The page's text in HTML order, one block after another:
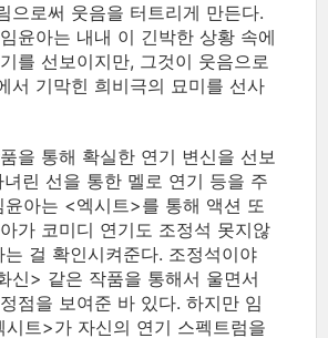
으로써 웃음을 터트리게 만든다.
윤아는 내내 이 긴박한 상황 속에
를 선보이지만, 그것이 웃음으로
서 기막힌 희비극의 묘미를 선사
을 통해 확실한 연기 변신을 선보
린 선을 통한 멜로 연기 등을 주
윤아는 <엑시트>를 통해 액션 또
가 코미디 연기도 조정석 못지않
걸 확인시켜준다. 조정석이야
신> 같은 작품을 통해서 울면서
점을 보여준 바 있다. 하지만 임
시트>가 자신의 연기 스펙트럼을